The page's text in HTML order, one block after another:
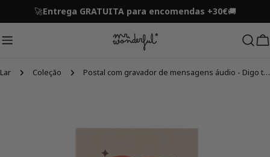
conteúdo
🚀Entrega GRATUITA para encomendas +30€🚚
Lar Coleção Postal com gravador de mensagens áudio - Digo tudo o que está no meu coração e registo neste cartão